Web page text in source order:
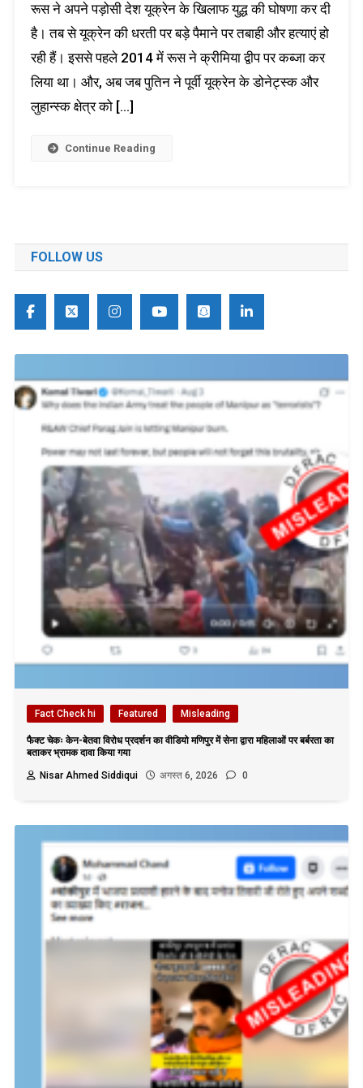
रूस ने अपने पड़ोसी देश यूक्रेन के खिलाफ युद्ध की घोषणा कर दी
है। तब से यूक्रेन की धरती पर बड़े पैमाने पर तबाही और हत्याएं हो
रही हैं। इससे पहले 2014 में रूस ने क्रीमिया द्वीप पर कब्जा कर
लिया था। और, अब जब पुतिन ने पूर्वी यूक्रेन के डोनेट्स्क और
लुहान्स्क क्षेत्र को […]
Continue Reading
FOLLOW US
Fact Check hi Featured Misleading
फैक्ट चेकः केन-बेतवा विरोध प्रदर्शन का वीडियो मणिपुर में सेना द्वारा महिलाओं पर बर्बरता का
बताकर भ्रामक दावा किया गया
Nisar Ahmed Siddiqui
अगस्त 6, 2026 0